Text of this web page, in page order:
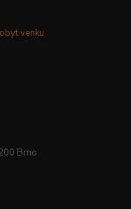
venku
Brno